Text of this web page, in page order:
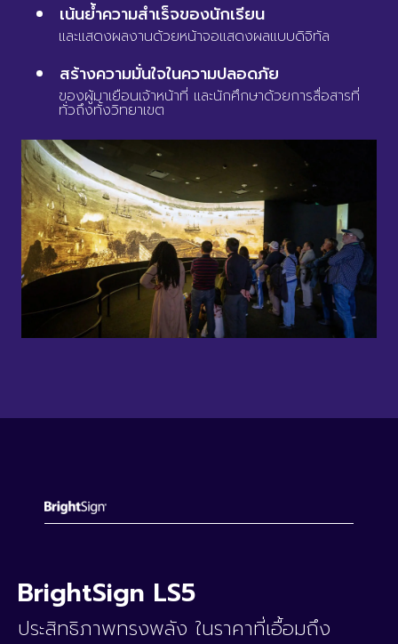
เน้นย้ำความสำเร็จของนักเรียน
และแสดงผลงานด้วยหน้าจอแสดงผลแบบดิจิทัล
สร้างความมั่นใจในความปลอดภัย
ของผู้มาเยือนเจ้าหน้าที่ และนักศึกษาด้วยการสื่อสารที่
ทั่วถึงทั้งวิทยาเขต
BrightSign LS5
ประสิทธิภาพทรงพลัง ในราคาที่เอื้อมถึง